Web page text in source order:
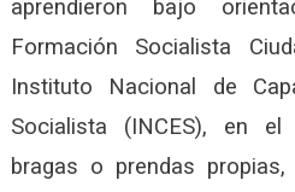
aprendieron bajo
Formación Socialista
Instituto Nacional de
Socialista (INCES), en
bragas o prendas